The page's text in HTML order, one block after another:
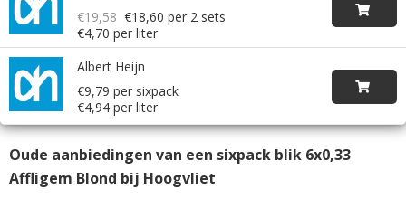
€19,58 €18,60 per 2 sets
€4,70 per liter
Albert Heijn
€9,79 per sixpack
€4,94 per liter
Oude aanbiedingen van een sixpack blik 6x0,33
Affligem Blond bij Hoogvliet